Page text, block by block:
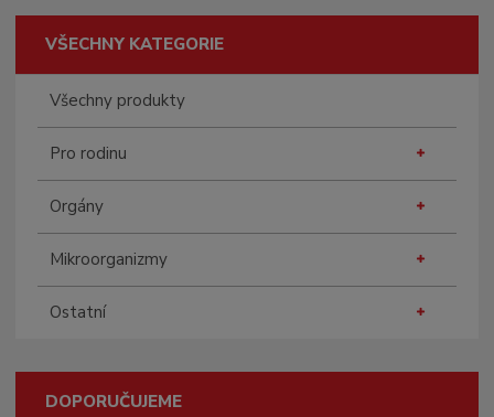
VŠECHNY KATEGORIE
Všechny produkty
Pro rodinu
Orgány
Mikroorganizmy
Ostatní
DOPORUČUJEME